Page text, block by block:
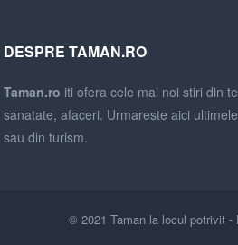
DESPRE TAMAN.RO
Taman.ro iti ofera cele mai noi stiri din
sanatate, afaceri. Urmareste aici
sau din turism.
© 2021 Taman la locul potrivit -